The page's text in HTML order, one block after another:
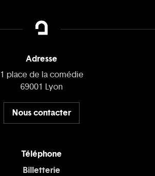
Adresse
1 place de la comédie
69001 Lyon
Nous contacter
Téléphone
Billetterie